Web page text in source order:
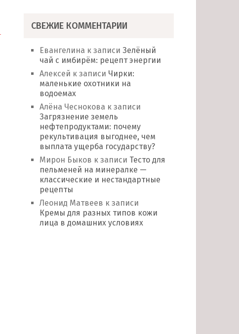
СВЕЖИЕ КОММЕНТАРИИ
Евангелина к записиЗелёный
чай с имбирём: рецепт энергии
Алексей к записи Чирки:
маленькие охотники на
водоемах
Алёна Чеснокова к записи
Загрязнение земель
нефтепродуктами: почему
рекультивация выгоднее, чем
выплата ущерба государству?
Мирон Быков к записи Тесто для
пельменей на минералке —
классические и нестандартные
рецепты
Леонид Матвеев к записи
Кремы для разных типов кожи
лица в домашних условиях